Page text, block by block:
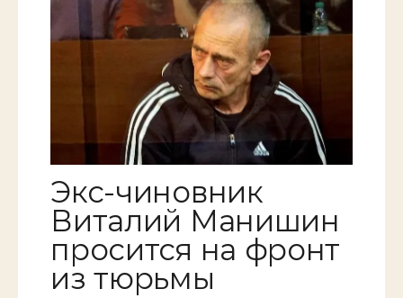
Экс-чиновник
Виталий Манишин
просится на фронт
из тюрьмы